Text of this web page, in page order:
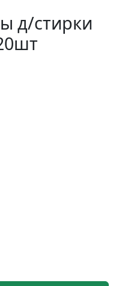
д/стирки